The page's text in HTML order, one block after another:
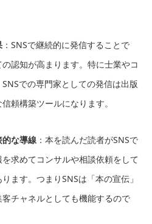
：SNSで継続的に発信することで
の認知が高まります。特に士業やコ
での専門家としての発信は出版
頼構築ツールになります。
な導線 ：本を読んだ読者がSNSで
求めてコンサルや相談依頼をして
ます。つまりSNSは「本の宣伝」
チャネルとしても機能するので